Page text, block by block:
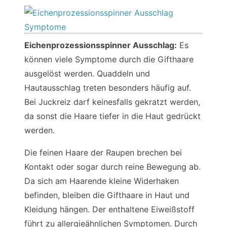
Eichenprozessionsspinner Ausschlag: Es
können viele Symptome durch die Gifthaare
ausgelöst werden. Quaddeln und
Hautausschlag treten besonders häufig auf.
Bei Juckreiz darf keinesfalls gekratzt werden,
da sonst die Haare tiefer in die Haut gedrückt
werden.
Die feinen Haare der Raupen brechen bei
Kontakt oder sogar durch reine Bewegung ab.
Da sich am Haarende kleine Widerhaken
befinden, bleiben die Gifthaare in Haut und
Kleidung hängen. Der enthaltene Eiweißstoff
führt zu allergieähnlichen Symptomen. Durch